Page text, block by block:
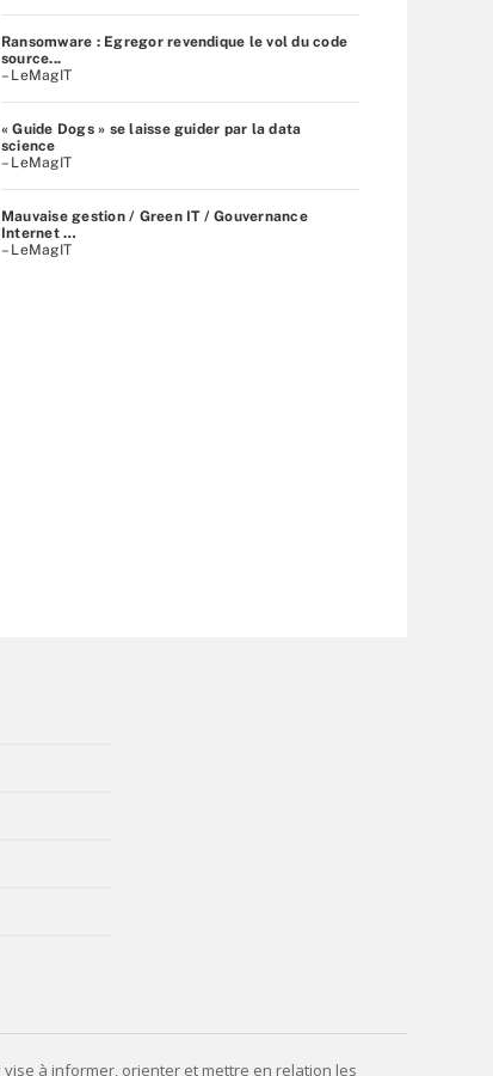
Ransomware : Egregor revendique le vol du code
source...
– LeMagIT
« Guide Dogs » se laisse guider par la data
science
– LeMagIT
Mauvaise gestion / Green IT / Gouvernance
Internet …
– LeMagIT